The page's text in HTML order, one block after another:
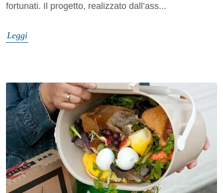
fortunati. Il progetto, realizzato dall’ass...
Leggi